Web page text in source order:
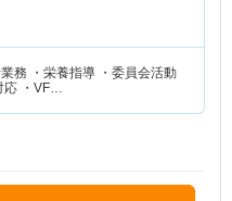
務 ・栄養指導 ・委員会活動
応 ・VF…